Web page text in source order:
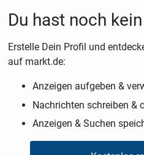
Du hast noch
Erstelle Dein Profil und
auf markt.de:
Anzeigen aufgeben &
Nachrichten schreiben &
Anzeigen & Suchen